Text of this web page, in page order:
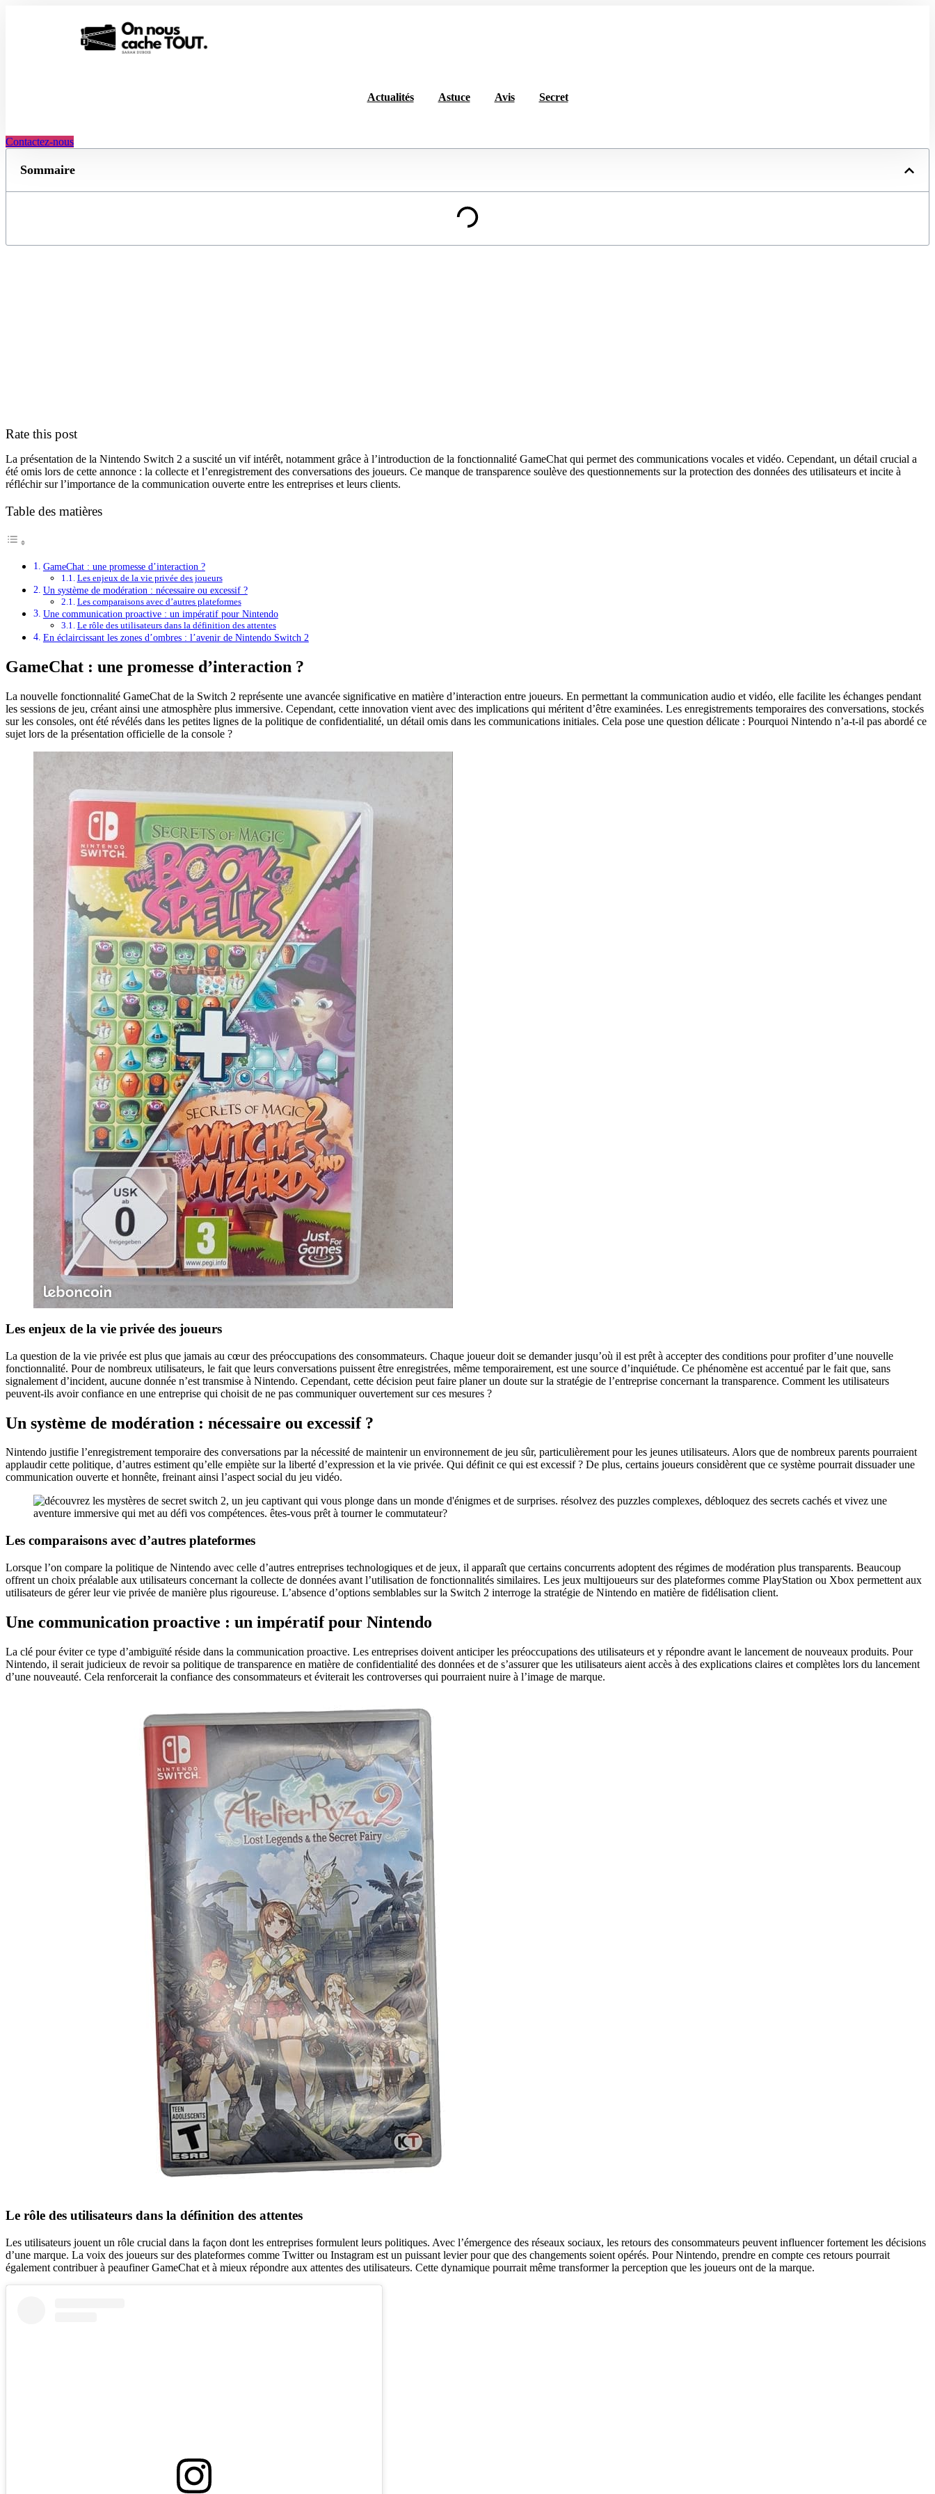
Actualités Astuce Avis Secret
Contactez-nous
Sommaire
Rate this post
La présentation de la Nintendo Switch 2 a suscité un vif intérêt, notamment grâce à l’introduction de la fonctionnalité GameChat qui permet des communications vocales et vidéo. Cependant, un détail crucial a
été omis lors de cette annonce : la collecte et l’enregistrement des conversations des joueurs. Ce manque de transparence soulève des questionnements sur la protection des données des utilisateurs et incite à
réfléchir sur l’importance de la communication ouverte entre les entreprises et leurs clients.
Table des matières
GameChat : une promesse d’interaction ?
Les enjeux de la vie privée des joueurs
Un système de modération : nécessaire ou excessif ?
Les comparaisons avec d’autres plateformes
Une communication proactive : un impératif pour Nintendo
Le rôle des utilisateurs dans la définition des attentes
En éclaircissant les zones d’ombres : l’avenir de Nintendo Switch 2
GameChat : une promesse d’interaction ?
La nouvelle fonctionnalité GameChat de la Switch 2 représente une avancée significative en matière d’interaction entre joueurs. En permettant la communication audio et vidéo, elle facilite les échanges pendant
les sessions de jeu, créant ainsi une atmosphère plus immersive. Cependant, cette innovation vient avec des implications qui méritent d’être examinées. Les enregistrements temporaires des conversations, stockés
sur les consoles, ont été révélés dans les petites lignes de la politique de confidentialité, un détail omis dans les communications initiales. Cela pose une question délicate : Pourquoi Nintendo n’a-t-il pas abordé ce
sujet lors de la présentation officielle de la console ?
Les enjeux de la vie privée des joueurs
La question de la vie privée est plus que jamais au cœur des préoccupations des consommateurs. Chaque joueur doit se demander jusqu’où il est prêt à accepter des conditions pour profiter d’une nouvelle
fonctionnalité. Pour de nombreux utilisateurs, le fait que leurs conversations puissent être enregistrées, même temporairement, est une source d’inquiétude. Ce phénomène est accentué par le fait que, sans
signalement d’incident, aucune donnée n’est transmise à Nintendo. Cependant, cette décision peut faire planer un doute sur la stratégie de l’entreprise concernant la transparence. Comment les utilisateurs
peuvent-ils avoir confiance en une entreprise qui choisit de ne pas communiquer ouvertement sur ces mesures ?
Un système de modération : nécessaire ou excessif ?
Nintendo justifie l’enregistrement temporaire des conversations par la nécessité de maintenir un environnement de jeu sûr, particulièrement pour les jeunes utilisateurs. Alors que de nombreux parents pourraient
applaudir cette politique, d’autres estiment qu’elle empiète sur la liberté d’expression et la vie privée. Qui définit ce qui est excessif ? De plus, certains joueurs considèrent que ce système pourrait dissuader une
communication ouverte et honnête, freinant ainsi l’aspect social du jeu vidéo.
Les comparaisons avec d’autres plateformes
Lorsque l’on compare la politique de Nintendo avec celle d’autres entreprises technologiques et de jeux, il apparaît que certains concurrents adoptent des régimes de modération plus transparents. Beaucoup
offrent un choix préalable aux utilisateurs concernant la collecte de données avant l’utilisation de fonctionnalités similaires. Les jeux multijoueurs sur des plateformes comme PlayStation ou Xbox permettent aux
utilisateurs de gérer leur vie privée de manière plus rigoureuse. L’absence d’options semblables sur la Switch 2 interroge la stratégie de Nintendo en matière de fidélisation client.
Une communication proactive : un impératif pour Nintendo
La clé pour éviter ce type d’ambiguïté réside dans la communication proactive. Les entreprises doivent anticiper les préoccupations des utilisateurs et y répondre avant le lancement de nouveaux produits. Pour
Nintendo, il serait judicieux de revoir sa politique de transparence en matière de confidentialité des données et de s’assurer que les utilisateurs aient accès à des explications claires et complètes lors du lancement
d’une nouveauté. Cela renforcerait la confiance des consommateurs et éviterait les controverses qui pourraient nuire à l’image de marque.
Le rôle des utilisateurs dans la définition des attentes
Les utilisateurs jouent un rôle crucial dans la façon dont les entreprises formulent leurs politiques. Avec l’émergence des réseaux sociaux, les retours des consommateurs peuvent influencer fortement les décisions
d’une marque. La voix des joueurs sur des plateformes comme Twitter ou Instagram est un puissant levier pour que des changements soient opérés. Pour Nintendo, prendre en compte ces retours pourrait
également contribuer à peaufiner GameChat et à mieux répondre aux attentes des utilisateurs. Cette dynamique pourrait même transformer la perception que les joueurs ont de la marque.